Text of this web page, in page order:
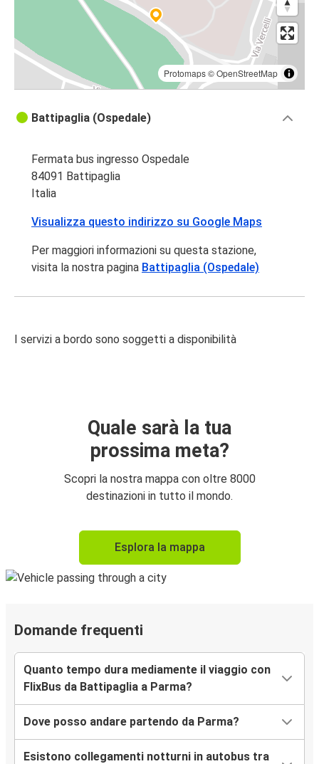
Protomaps©OpenStreetMap
Battipaglia (Ospedale)
Fermata bus ingresso Ospedale
84091 Battipaglia
Italia
Visualizza questo indirizzo su Google Maps
Per maggiori informazioni su questa stazione,
visita la nostra pagina Battipaglia (Ospedale)
I servizi a bordo sono soggetti a disponibilità
Quale sarà la tua
prossima meta?
Scopri la nostra mappa con oltre 8000
destinazioni in tutto il mondo.
Esplora la mappa
Domande frequenti
Quanto tempo dura mediamente il viaggio con
FlixBus da Battipaglia a Parma?
Dove posso andare partendo da Parma?
Esistono collegamenti notturni in autobus tra